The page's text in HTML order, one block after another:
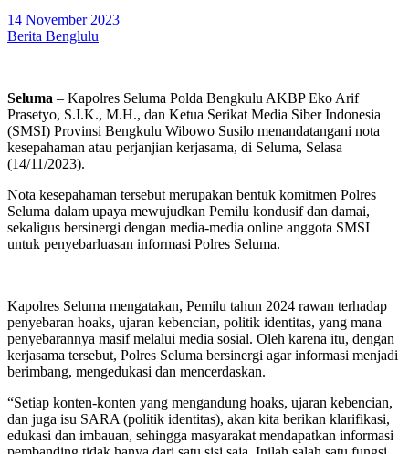
14 November 2023
Berita Benglulu
Seluma – Kapolres Seluma Polda Bengkulu AKBP Eko Arif
Prasetyo, S.I.K., M.H., dan Ketua Serikat Media Siber Indonesia
(SMSI) Provinsi Bengkulu Wibowo Susilo menandatangani nota
kesepahaman atau perjanjian kerjasama, di Seluma, Selasa
(14/11/2023).
Nota kesepahaman tersebut merupakan bentuk komitmen Polres
Seluma dalam upaya mewujudkan Pemilu kondusif dan damai,
sekaligus bersinergi dengan media-media online anggota SMSI
untuk penyebarluasan informasi Polres Seluma.
Kapolres Seluma mengatakan, Pemilu tahun 2024 rawan terhadap
penyebaran hoaks, ujaran kebencian, politik identitas, yang mana
penyebarannya masif melalui media sosial. Oleh karena itu, dengan
kerjasama tersebut, Polres Seluma bersinergi agar informasi menjadi
berimbang, mengedukasi dan mencerdaskan.
“Setiap konten-konten yang mengandung hoaks, ujaran kebencian,
dan juga isu SARA (politik identitas), akan kita berikan klarifikasi,
edukasi dan imbauan, sehingga masyarakat mendapatkan informasi